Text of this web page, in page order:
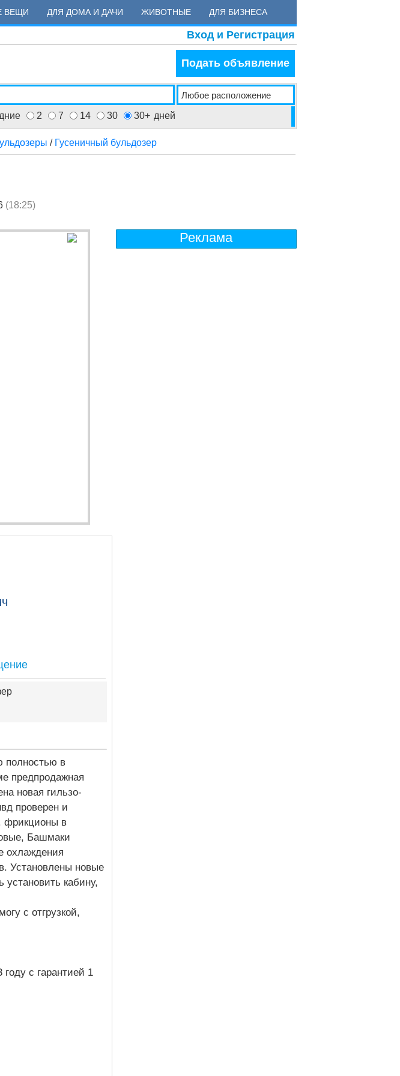
ВЕЩИ ДЛЯ ДОМА И ДАЧИ ЖИВОТНЫЕ ДЛЯ БИЗНЕСА
Вход и Регистрация
Подать объявление
2 7 14 30 30+ дней
/ Гусеничный бульдозер
(18:25)
полностью в
предпродажная
новая гильзо-
проверен и
фрикционы в
Башмаки
охлаждения
Установлены новые
установить кабину,
с отгрузкой,
с гарантией 1
Реклама